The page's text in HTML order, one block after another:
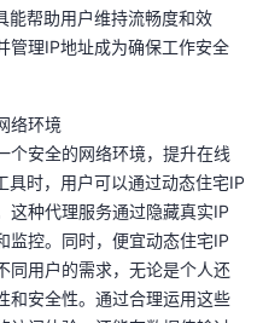
能帮助用户维持流畅度和效
管理IP地址成为确保工作安全
络环境
个安全的网络环境，提升在线
具时，用户可以通过动态住宅IP
这种代理服务通过隐藏真实IP
监控。同时，便宜动态住宅IP
同用户的需求，无论是个人还
和安全性。通过合理运用这些